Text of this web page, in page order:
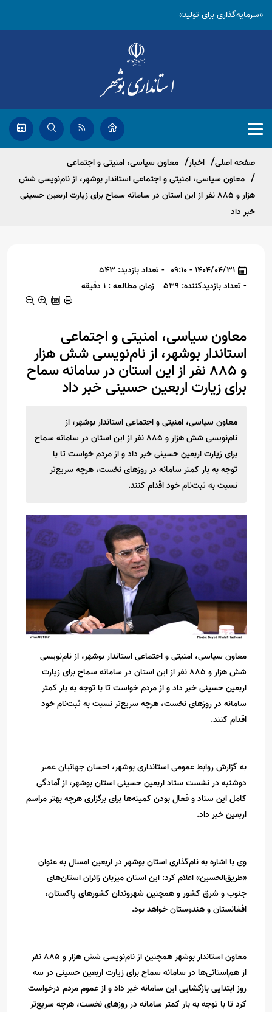
«سرمایه‌گذاری برای تولید»
صفحه اصلی اخبار
معاون سیاسی، امنیتی و اجتماعی
معاون سیاسی، امنیتی و اجتماعی استاندار بوشهر، از نام‌نویسی شش
هزار و ۸۸۵ نفر از این استان در سامانه سماح برای زیارت اربعین حسینی
خبر داد
1404/04/31 - 09:10
- تعداد بازدید: 543
- تعداد بازدیدکننده: 539
زمان مطالعه : 1 دقیقه
معاون سیاسی، امنیتی و اجتماعی
استاندار بوشهر، از نام‌نویسی شش هزار
و ۸۸۵ نفر از این استان در سامانه سماح
برای زیارت اربعین حسینی خبر داد
معاون سیاسی، امنیتی و اجتماعی استاندار بوشهر، از
نام‌نویسی شش هزار و ۸۸۵ نفر از این استان در سامانه سماح
برای زیارت اربعین حسینی خبر داد و از مردم خواست تا با
توجه به بار کمتر سامانه در روزهای نخست، هرچه سریع‌تر
نسبت به ثبت‌نام خود اقدام کنند.
معاون سیاسی، امنیتی و اجتماعی استاندار بوشهر، از نام‌نویسی
شش هزار و ۸۸۵ نفر از این استان در سامانه سماح برای زیارت
اربعین حسینی خبر داد و از مردم خواست تا با توجه به بار کمتر
سامانه در روزهای نخست، هرچه سریع‌تر نسبت به ثبت‌نام خود
اقدام کنند.
به گزارش روابط عمومی استانداری بوشهر، احسان جهانیان عصر
دوشنبه در نشست ستاد اربعین حسینی استان بوشهر، از آمادگی
کامل این ستاد و فعال بودن کمیته‌ها برای برگزاری هرچه بهتر مراسم
اربعین خبر داد.
وی با اشاره به نام‌گذاری استان بوشهر در اربعین امسال به عنوان
«طریق‌الحسین» اعلام کرد: این استان میزبان زائران استان‌های
جنوب و شرق کشور و همچنین شهروندان کشورهای پاکستان،
افغانستان و هندوستان خواهد بود.
معاون استاندار بوشهر همچنین از نام‌نویسی شش هزار و 885 نفر
از هم‌استانی‌ها در سامانه سماح برای زیارت اربعین حسینی در سه
روز ابتدایی بازگشایی این سامانه خبر داد و از عموم مردم درخواست
کرد تا با توجه به بار کمتر سامانه در روزهای نخست، هرچه سریع‌تر